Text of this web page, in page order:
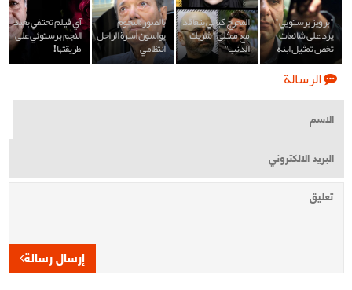
"برويز برستويي"
يرد على شائعات
تخص تمثيل ابنه
المخرج كيائي يتعاقد
مع ممثلي "شريك
الذنب"
بالصور:النجوم
يواسون أسرة الراحل
انتظامي
آي فيلم تحتفي بعيد
النجم برستوئي على
طريقتها!
الرسالة
إرسال رسالة